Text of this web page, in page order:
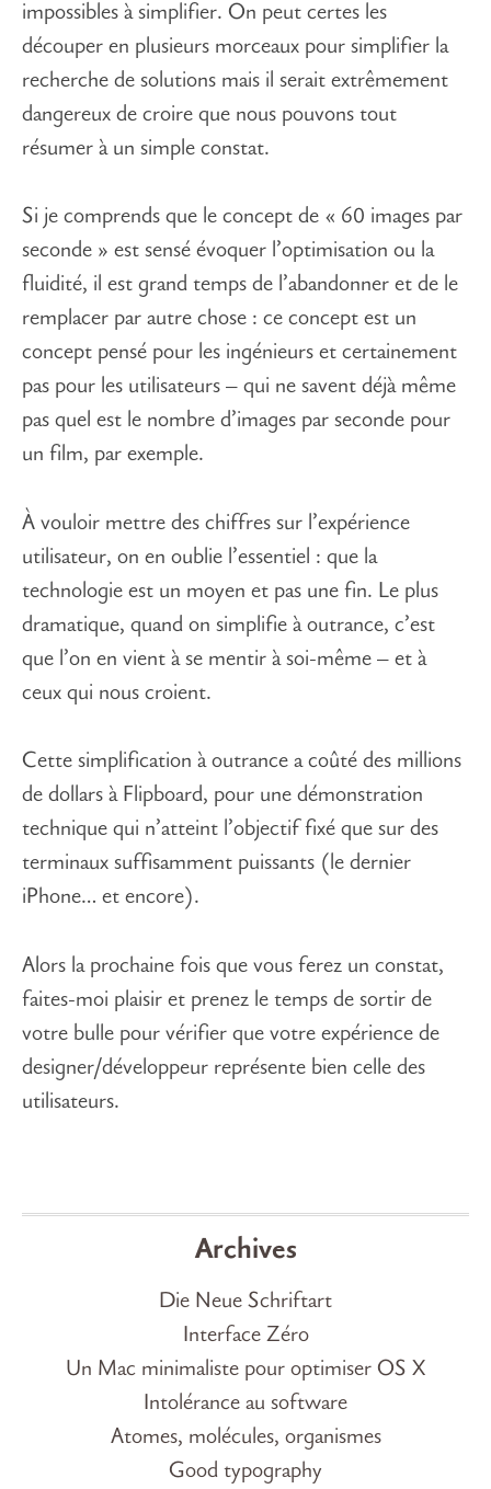
impossibles à simplifier. On peut certes les
découper en plusieurs morceaux pour simplifier la
recherche de solutions mais il serait extrêmement
dangereux de croire que nous pouvons tout
résumer à un simple constat.
Si je comprends que le concept de « 60 images par
seconde » est sensé évoquer l’optimisation ou la
fluidité, il est grand temps de l’abandonner et de le
remplacer par autre chose : ce concept est un
concept pensé pour les ingénieurs et certainement
pas pour les utilisateurs – qui ne savent déjà même
pas quel est le nombre d’images par seconde pour
un film, par exemple.
À vouloir mettre des chiffres sur l’expérience
utilisateur, on en oublie l’essentiel : que la
technologie est un moyen et pas une fin. Le plus
dramatique, quand on simplifie à outrance, c’est
que l’on en vient à se mentir à soi-même – et à
ceux qui nous croient.
Cette simplification à outrance a coûté des millions
de dollars à Flipboard, pour une démonstration
technique qui n’atteint l’objectif fixé que sur des
terminaux suffisamment puissants (le dernier
iPhone… et encore).
Alors la prochaine fois que vous ferez un constat,
faites-moi plaisir et prenez le temps de sortir de
votre bulle pour vérifier que votre expérience de
designer/développeur représente bien celle des
utilisateurs.
Archives
Die Neue Schriftart
Interface Zéro
Un Mac minimaliste pour optimiser OS X
Intolérance au software
Atomes, molécules, organismes
Good typography